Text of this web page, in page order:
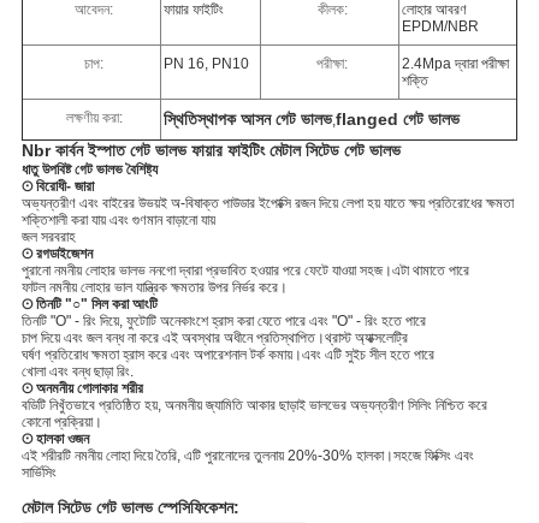
আবেদন: ফায়ার ফাইটিং কীলক:
লোহার আবরণ
EPDM/NBR
চাপ: PN 16, PN10 পরীক্ষা:
2.4Mpa দ্বারা পরীক্ষা
শক্তি
লক্ষণীয় করা: স্থিতিস্থাপক আসন গেট ভালভ,flanged গেট ভালভ
Nbr কার্বন ইস্পাত গেট ভালভ ফায়ার ফাইটিং মেটাল সিটেড গেট ভালভ
ধাতু উপবিষ্ট গেট ভালভ বৈশিষ্ট্য
⊙ বিরোধী- জারা
অভ্যন্তরীণ এবং বাইরের উভয়ই অ-বিষাক্ত পাউডার ইপোক্সি রজন দিয়ে লেপা হয় যাতে ক্ষয় প্রতিরোধের ক্ষমতা
শক্তিশালী করা যায় এবং গুণমান বাড়ানো যায়
জল সরবরাহ
⊙ রগডাইজেশন
পুরানো নমনীয় লোহার ভালভ ননগো দ্বারা প্রভাবিত হওয়ার পরে ফেটে যাওয়া সহজ।এটা থামাতে পারে
ফাটল নমনীয় লোহার ভাল যান্ত্রিক ক্ষমতার উপর নির্ভর করে।
⊙ তিনটি "○" সিল করা আংটি
তিনটি "O" - রিং দিয়ে, ফুটোটি অনেকাংশে হ্রাস করা যেতে পারে এবং "O" - রিং হতে পারে
চাপ দিয়ে এবং জল বন্ধ না করে এই অবস্থার অধীনে প্রতিস্থাপিত।থ্রাস্ট অ্যাক্সলেট্রি
ঘর্ষণ প্রতিরোধ ক্ষমতা হ্রাস করে এবং অপারেশনাল টর্ক কমায়।এবং এটি সুইচ সীল হতে পারে
খোলা এবং বন্ধ ছাড়া রিং.
⊙ অনমনীয় গোলাকার শরীর
বডিটি নিখুঁতভাবে প্রতিষ্ঠিত হয়, অনমনীয় জ্যামিতি আকার ছাড়াই ভালভের অভ্যন্তরীণ সিলিং নিশ্চিত করে
কোনো প্রক্রিয়া।
⊙ হালকা ওজন
এই শরীরটি নমনীয় লোহা দিয়ে তৈরি, এটি পুরানোদের তুলনায় 20%-30% হালকা।সহজে ফিক্সিং এবং
সার্ভিসিং
মেটাল সিটেড গেট ভালভ স্পেসিফিকেশন: